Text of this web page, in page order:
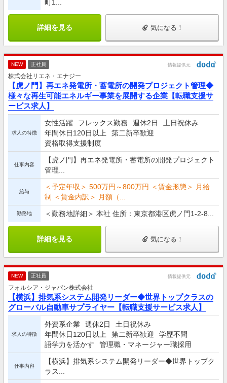
町1...
詳細を見る 気になる！
NEW 正社員 情報提供元
株式会社リエネ・エナジー
【虎ノ門】再エネ発電所・蓄電所の開発プロジェクト管理◆
様々な再生可能エネルギー事業を展開する企業【転職支援サ
ービス求人】
求人の特徴
女性活躍 フレックス勤務 週休2日
土日祝休み
年間休日120日以上
第二新卒歓迎
資格取得支援制度
仕事内容
【虎ノ門】再エネ発電所・蓄電所の開発プロジェクト
管理...
給与
＜予定年収＞ 500万円～800万円 ＜賃金形態＞ 月給
制 ＜賃金内訳＞ 月額（...
勤務地 ＜勤務地詳細＞ 本社 住所：東京都港区虎ノ門1-2-8...
詳細を見る 気になる！
NEW 正社員 情報提供元
フォルシア・ジャパン株式会社
【横浜】排気系システム開発リーダー◆世界トップクラスの
グローバル自動車サプライヤー【転職支援サービス求人】
求人の特徴
外資系企業 週休2日
土日祝休み
年間休日120日以上
第二新卒歓迎
学歴不問
語学力を活かす
管理職・マネージャー職採用
仕事内容
【横浜】排気系システム開発リーダー◆世界トップク
ラス...